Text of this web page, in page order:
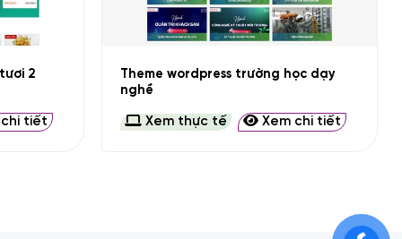
2
tiết
Theme wordpress trường học dạy
nghề
Xem thực tế Xem chi tiết